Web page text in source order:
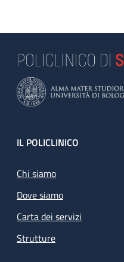
Footer
IL POLICLINICO
Chi siamo
Dove siamo
Carta dei servizi
Strutture